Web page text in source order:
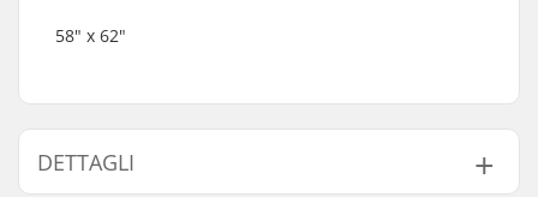
58" x 62"
DETTAGLI